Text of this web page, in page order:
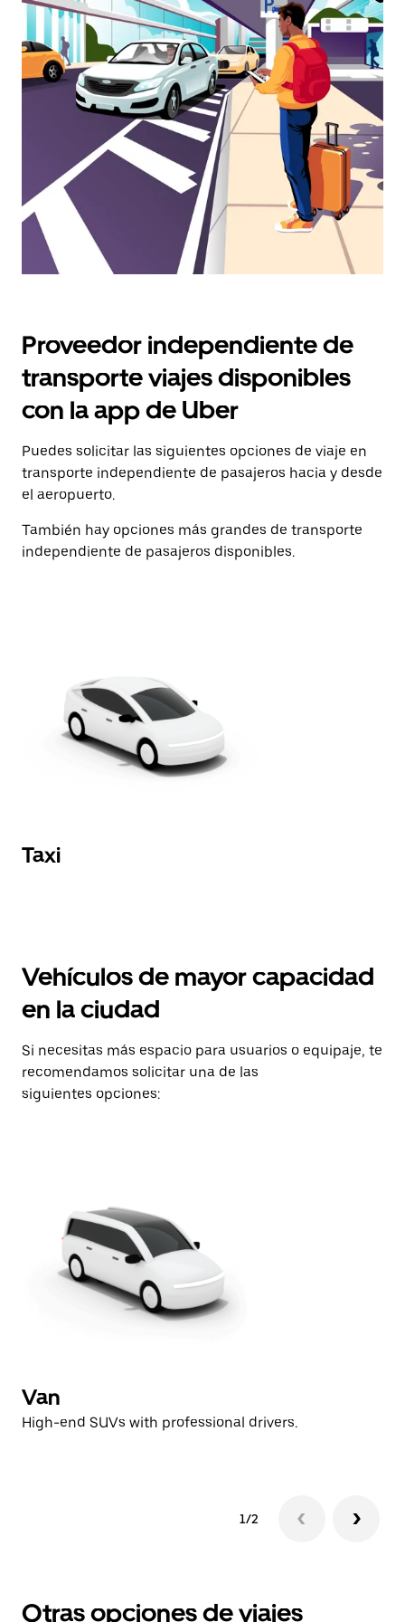
calendario
selecciona
una
fecha.
Presiona
calendario.
Proveedor independiente de
transporte viajes disponibles
con la app de Uber
Puedes solicitar las siguientes opciones de viaje en
transporte independiente de pasajeros hacia y desde
el aeropuerto.
También hay opciones más grandes de transporte
independiente de pasajeros disponibles.
Taxi
Vehículos de mayor capacidad
en la ciudad
Si necesitas más espacio para usuarios o equipaje, te
recomendamos solicitar una de las
siguientes opciones:
Van
High-end SUVs with professional drivers.
1/2
Otras opciones de viajes